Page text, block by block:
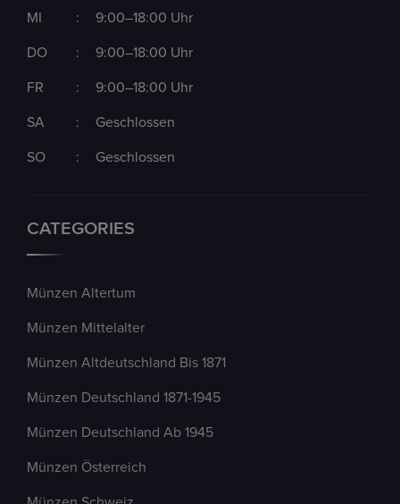
MI : 9:00–18:00 Uhr
DO : 9:00–18:00 Uhr
FR : 9:00–18:00 Uhr
SA : Geschlossen
SO : Geschlossen
CATEGORIES
Münzen Altertum
Münzen Mittelalter
Münzen Altdeutschland Bis 1871
Münzen Deutschland 1871-1945
Münzen Deutschland Ab 1945
Münzen Österreich